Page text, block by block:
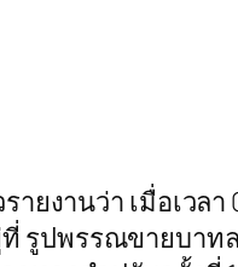
ายงานว่า เมื่อเวลา
รูปพรรณขายบาทล